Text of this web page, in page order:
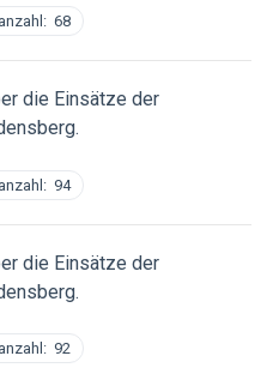
68
die Einsätze der
94
die Einsätze der
92